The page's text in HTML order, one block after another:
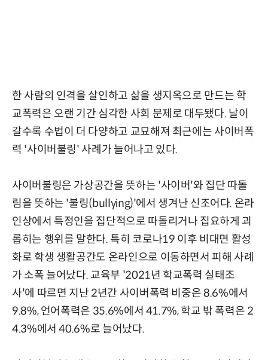
한 사람의 인격을 살인하고 삶을 생지옥으로 만드는 학
교폭력은 오랜 기간 심각한 사회 문제로 대두됐다. 날이
갈수록 수법이 더 다양하고 교묘해져 최근에는 사이버폭
력 '사이버불링' 사례가 늘어나고 있다.
사이버불링은 가상공간을 뜻하는 '사이버'와 집단 따돌
림을 뜻하는 '불링(bullying)'에서 생겨난 신조어다. 온라
인상에서 특정인을 집단적으로 따돌리거나 집요하게 괴
롭히는 행위를 말한다. 특히 코로나19 이후 비대면 활성
화로 학생 생활공간도 온라인으로 이동하면서 피해 사례
가 소폭 늘어났다. 교육부 '2021년 학교폭력 실태조
사'에 따르면 지난 2년간 사이버폭력 비중은 8.6%에서
9.8%, 언어폭력은 35.6%에서 41.7%, 학교 밖 폭력은 2
4.3%에서 40.6%로 늘어났다.